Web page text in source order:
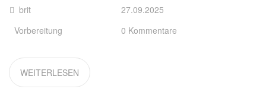
brit
Vorbereitung
27.09.2025
0 Kommentare
WEITERLESEN